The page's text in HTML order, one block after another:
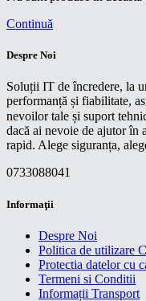
Continuă
Despre Noi
Soluții IT de încredere, la
performanță și fiabilitate,
nevoilor tale și suport
dacă ai nevoie de ajutor în
rapid. Alege siguranța,
0733088041
Informaţii
Despre Noi
Politica de utilizare
Protectia datelor cu
Termeni si Conditii
Informații Transport